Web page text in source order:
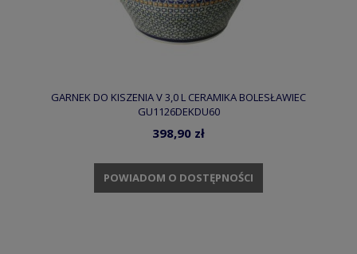
GARNEK DO KISZENIA V 3,0 L CERAMIKA BOLESŁAWIEC
GU1126DEKDU60
398,90 zł
POWIADOM O DOSTĘPNOŚCI